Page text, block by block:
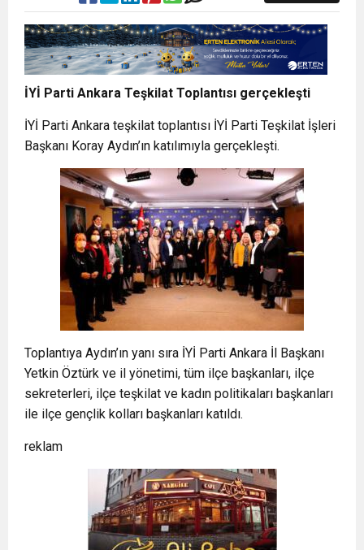
İYİ Parti Ankara Teşkilat Toplantısı gerçekleşti
İYİ Parti Ankara teşkilat toplantısı İYİ Parti Teşkilat İşleri
Başkanı Koray Aydın’ın katılımıyla gerçekleşti.
Toplantıya Aydın’ın yanı sıra İYİ Parti Ankara İl Başkanı
Yetkin Öztürk ve il yönetimi, tüm ilçe başkanları, ilçe
sekreterleri, ilçe teşkilat ve kadın politikaları başkanları
ile ilçe gençlik kolları başkanları katıldı.
reklam